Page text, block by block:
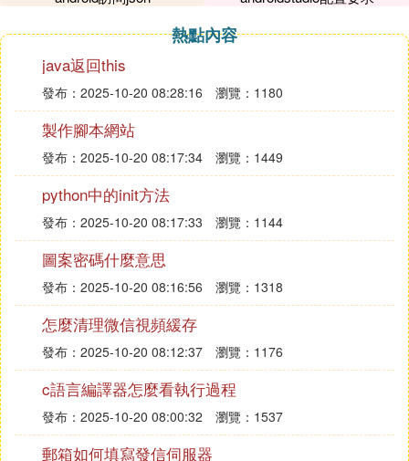
nux）的實現略有差異，並且可能會導致一些問題，
於是Android編譯系統就重寫了自己的cp命令，使得
它在不同平台下執行具有統一的行為，並且解決普通
cp命令可能會出現的問題。例如，在Linux平台上，
當我們把一個文件從NFS文件系統拷貝到本地文件系
統時，普通的cp命令總是會認為在NFS文件系統上的
文件比在本地文件系統上的文件要新，因為前者的時
間戳精度是微秒，而後者的時間戳精度不是微秒。An
droid專用的cp命令源碼可以參考build/tools/acp目
錄。
⑶ android 除了include還有其他復用布局
的方法么
盡管Android通過內置了各種各樣的控制項提供了微
小、可復用的交互性元素，也許你需要復用較大的
組件 ---- 某些特定布局文件 。為了更有效率復用的布
局文件，你可以使用<include />以及<merge />
標簽將其他的布局文件加入到當前的布局文件中。
熱點內容
java返回this
發布：2025-10-20 08:28:16 瀏覽：1180
製作腳本網站
發布：2025-10-20 08:17:34 瀏覽：1449
python中的init方法
發布：2025-10-20 08:17:33 瀏覽：1144
圖案密碼什麼意思
發布：2025-10-20 08:16:56 瀏覽：1318
怎麼清理微信視頻緩存
發布：2025-10-20 08:12:37 瀏覽：1176
c語言編譯器怎麼看執行過程
發布：2025-10-20 08:00:32 瀏覽：1537
郵箱如何填寫發信伺服器